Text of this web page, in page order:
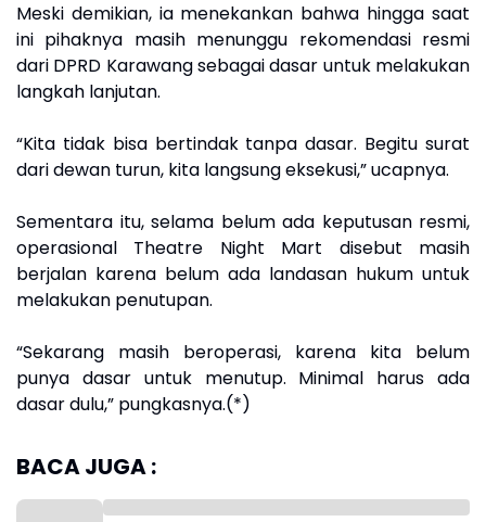
Meski demikian, ia menekankan bahwa hingga saat
ini pihaknya masih menunggu rekomendasi resmi
dari DPRD Karawang sebagai dasar untuk melakukan
langkah lanjutan.
“Kita tidak bisa bertindak tanpa dasar. Begitu surat
dari dewan turun, kita langsung eksekusi,” ucapnya.
Sementara itu, selama belum ada keputusan resmi,
operasional Theatre Night Mart disebut masih
berjalan karena belum ada landasan hukum untuk
melakukan penutupan.
“Sekarang masih beroperasi, karena kita belum
punya dasar untuk menutup. Minimal harus ada
dasar dulu,” pungkasnya.(*)
BACA JUGA :